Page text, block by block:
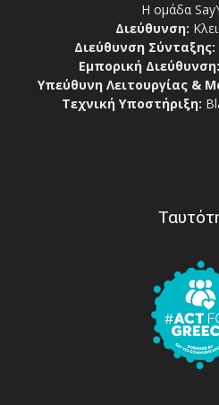
Η ομάδα
Διεύθυνση:
Διεύθυνση Σύνταξης:
Εμπορική Διεύθυνση:
Υπεύθυνη Λειτουργίας &
Τεχνική Υποστήριξη: